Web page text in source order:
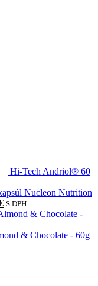
Hi-Tech Andriol® 60
Nucleon Nutrition
Aktuálna
cena
49,99 €.
S DPH
& Chocolate - 60g